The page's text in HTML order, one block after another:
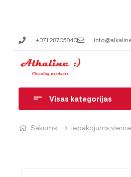
+371 28705840
Visas kategorijas
Sākums